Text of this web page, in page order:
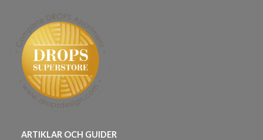
ARTIKLAR OCH GUIDER